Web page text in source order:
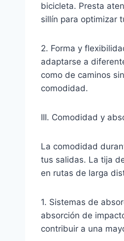
bicicleta. Presta
sillín para optimizar
2. Forma y
adaptarse a
como de caminos
comodidad.
III. Comodidad y
La comodidad
tus salidas. La tija
en rutas de larga
1. Sistemas de
absorción de
contribuir a una